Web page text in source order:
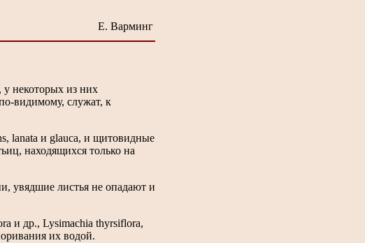
Е. Варминг
некоторых из них
видимому, служат, к
lanata и glauca, и щитовидные
находящихся только на
увядшие листья не опадают и
и др., Lysimachia thyrsiflora,
их водой.